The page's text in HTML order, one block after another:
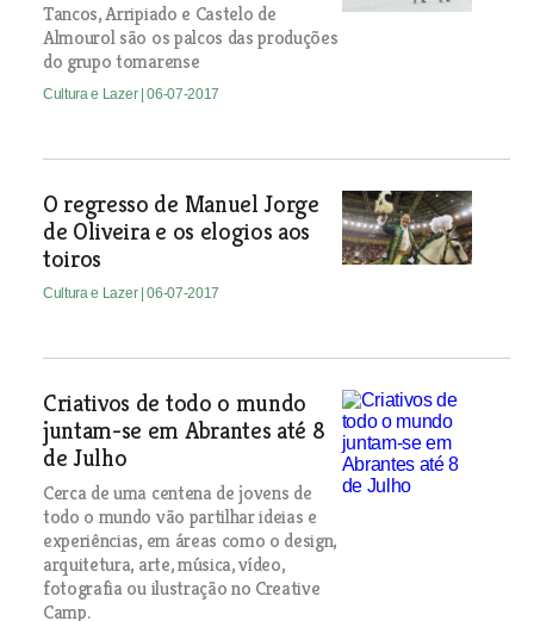
Tancos, Arripiado e Castelo de
Almourol são os palcos das produções
do grupo tomarense
Cultura e Lazer | 06-07-2017
O regresso de Manuel Jorge
de Oliveira e os elogios aos
toiros
Cultura e Lazer | 06-07-2017
Criativos de todo o mundo
juntam-se em Abrantes até 8
de Julho
Cerca de uma centena de jovens de
todo o mundo vão partilhar ideias e
experiências, em áreas como o design,
arquitetura, arte, música, vídeo,
fotografia ou ilustração no Creative
Camp.